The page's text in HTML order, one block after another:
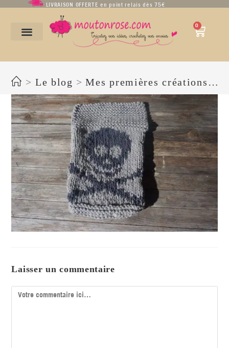
LIVRAISON OFFERTE en point relais dès 75€
0
> Le blog > Mes premières créations…
Laisser un commentaire